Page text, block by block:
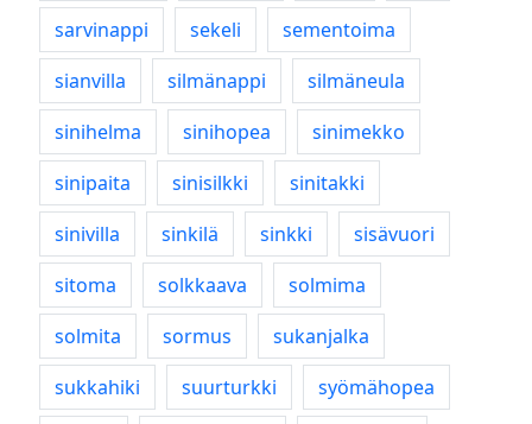
sarvinappi
sekeli
sementoima
sianvilla
silmänappi
silmäneula
sinihelma
sinihopea
sinimekko
sinipaita
sinisilkki
sinitakki
sinivilla
sinkilä sinkki
sisävuori
sitoma
solkkaava
solmima
solmita
sormus
sukanjalka
sukkahiki
suurturkki
syömähopea